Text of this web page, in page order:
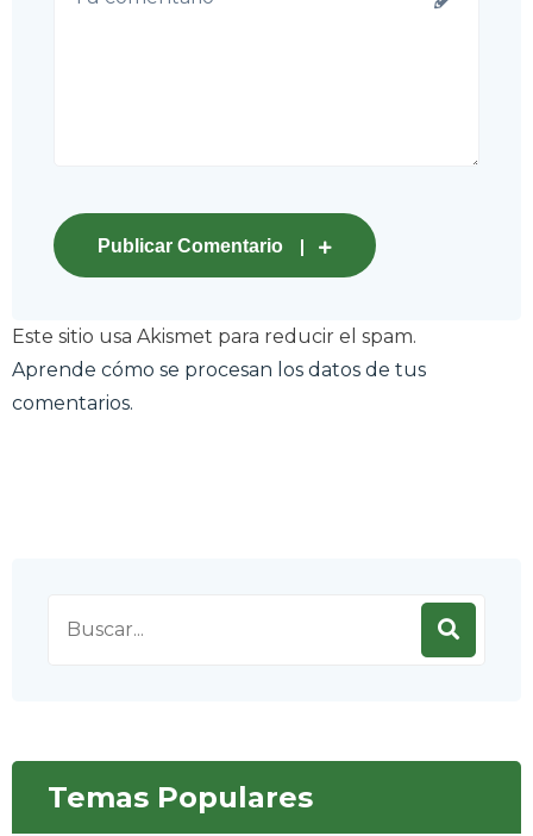
Publicar Comentario
Este sitio usa Akismet para reducir el spam.
Aprende cómo se procesan los datos de tus
comentarios.
for:
Temas Populares